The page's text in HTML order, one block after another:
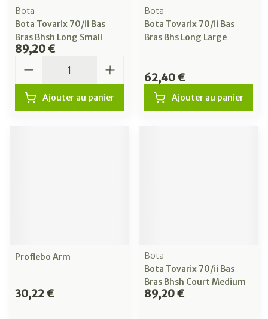
Bota
Bota Tovarix 70/ii Bas
Bras Bhsh Long Small
89,20 €
Ajouter au panier
Bota
Bota Tovarix 70/ii Bas
Bras Bhs Long Large
62,40 €
Ajouter au panier
Proflebo Arm
30,22 €
Bota
Bota Tovarix 70/ii Bas
Bras Bhsh Court Medium
89,20 €